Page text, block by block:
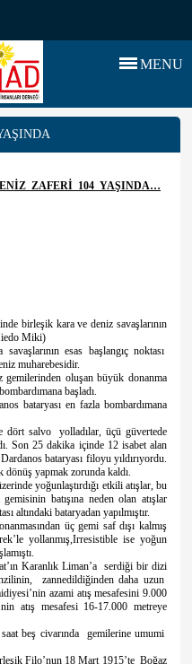
MENU
ZAFERİ 104 YAŞINDA…
birleşik kara ve deniz savaşlarının
Miki)
esas başlangıç noktası
muharebesidir.
oluşan büyük donanma
başladı.
bataryası en fazla bombardımana
salvo yolladılar, üçü güvertede
Son 25 dakika içinde 12 isabet alan
bataryası filoyu yıldırıyordu.
dönüş yapmak zorunda kaldı.
yoğunlaştırdığı etkili atışlar, bu
batışına neden olan atışlar
altındaki bataryadan yapılmıştır.
üç gemi saf dışı kalmış
yollanmış,Irresistible ise yoğun
Karanlık Liman’a serdiği bir dizi
zannedildiğinden daha uzun
azami atış mesafesini 9.000
atış mesafesi 16-17.000 metreye
beş civarında gemilerine umumi
Filo’nun 18 Mart 1915’te Boğaz